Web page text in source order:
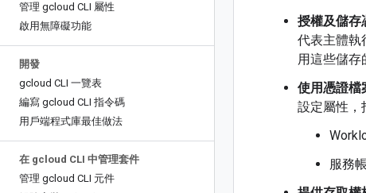
管理 gcloud CLI 屬性
啟用無障礙功能
開發
gcloud CLI 一覽表
編寫 gcloud CLI 指令碼
用戶端程式庫最佳做法
在 gcloud CLI 中管理套件
管理 gcloud CLI 元件
授權及儲存
代表主體執
用這些儲存
使用憑證檔
設定屬性，
服務